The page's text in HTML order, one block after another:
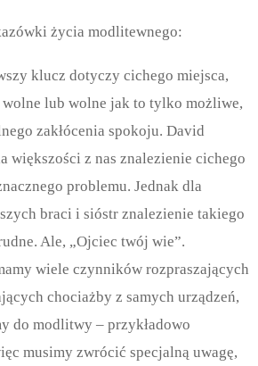
życia modlitewnego:
klucz dotyczy cichego miejsca,
wolne lub wolne jak to tylko możliwe,
zakłócenia spokoju. David
większości z nas znalezienie cichego
problemu. Jednak dla
braci i sióstr znalezienie takiego
Ale, „Ojciec twój wie”.
wiele czynników rozpraszających
chociażby z samych urządzeń,
do modlitwy – przykładowo
musimy zwrócić specjalną uwagę,